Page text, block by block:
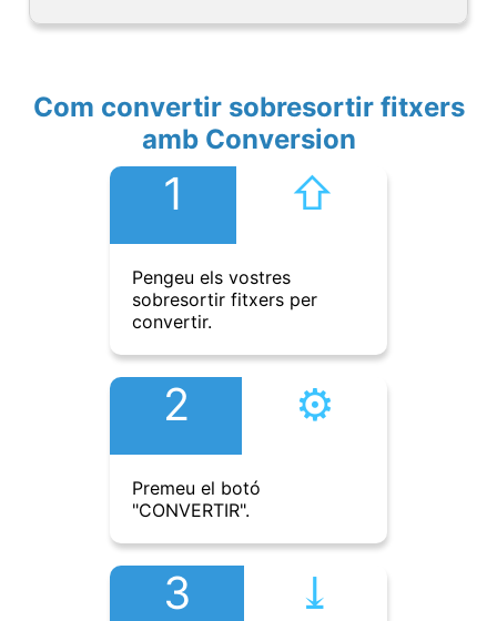
Com convertir sobresortir fitxers
amb Conversion
1 ⇧︎
Pengeu els vostres
sobresortir fitxers per
convertir.
2 ⚙︎
Premeu el botó
"CONVERTIR".
3 ⤓︎